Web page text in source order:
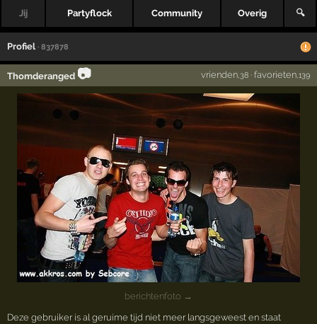
Jij Partyflock Community Overig 🔍
Profiel · 837878
Thomderanged 📷 vrienden,38· favorieten,139
berichtenfoto →
Deze gebruiker is al geruime tijd niet meer langsgeweest en staat